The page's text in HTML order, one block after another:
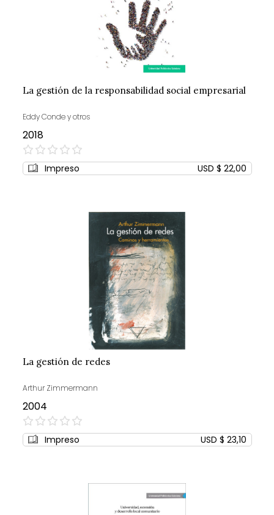
La gestión de la responsabilidad social empresarial
Eddy Conde y otros
2018
0%
Impreso USD $ 22,00
La gestión de redes
Arthur Zimmermann
2004
0%
Impreso USD $ 23,10